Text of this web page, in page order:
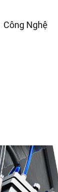
Công Nghệ